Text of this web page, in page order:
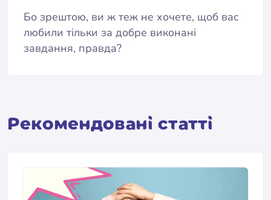
Бо зрештою, ви ж теж не хочете, щоб вас
любили тільки за добре виконані
завдання, правда?
Pекомендовані статті